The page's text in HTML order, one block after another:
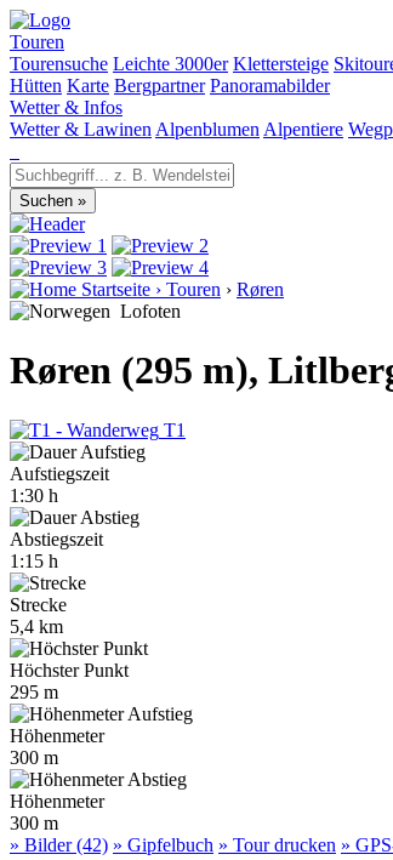
Touren
Tourensuche Leichte 3000er Klettersteige
Hütten Karte Bergpartner Panoramabilder
Wetter & Infos
Wetter & Lawinen Alpenblumen Alpentiere
Startseite › Touren › Røren
Lofoten
Røren (295 m),
T1
Aufstiegszeit
1:30 h
Abstiegszeit
1:15 h
Strecke
5,4 km
Höchster Punkt
295 m
Höhenmeter
300 m
Höhenmeter
300 m
» Bilder (42) » Gipfelbuch » Tour drucken »